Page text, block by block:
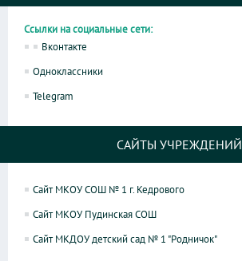
Ссылки на социальные сети:
Вконтакте
Одноклассники
Telegram
САЙТЫ УЧРЕЖДЕНИЙ
Сайт МКОУ СОШ № 1 г. Кедрового
Сайт МКОУ Пудинская СОШ
Сайт МКДОУ детский сад № 1 "Родничок"